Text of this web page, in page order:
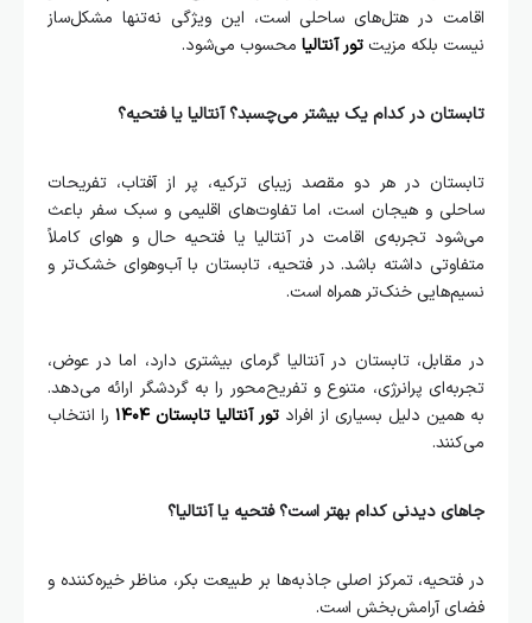
اقامت در هتل‌های ساحلی است، این ویژگی نه‌تنها مشکل‌ساز
نیست بلکه مزیت تور آنتالیا محسوب می‌شود.
تابستان در کدام یک بیشتر می‌چسبد؟ آنتالیا یا فتحیه؟
تابستان در هر دو مقصد زیبای ترکیه، پر از آفتاب، تفریحات
ساحلی و هیجان است، اما تفاوت‌های اقلیمی و سبک سفر باعث
می‌شود تجربه‌ی اقامت در آنتالیا یا فتحیه حال و هوای کاملاً
متفاوتی داشته باشد. در فتحیه، تابستان با آب‌وهوای خشک‌تر و
نسیم‌هایی خنک‌تر همراه است.
در مقابل، تابستان در آنتالیا گرمای بیشتری دارد، اما در عوض،
تجربه‌ای پرانرژی، متنوع و تفریح‌محور را به گردشگر ارائه می‌دهد.
به همین دلیل بسیاری از افراد تور آنتالیا تابستان ۱۴۰۴
را انتخاب
می‌کنند.
جاهای دیدنی کدام بهتر است؟ فتحیه یا آنتالیا؟
در فتحیه، تمرکز اصلی جاذبه‌ها بر طبیعت بکر، مناظر خیره‌کننده و
فضای آرامش‌بخش است.